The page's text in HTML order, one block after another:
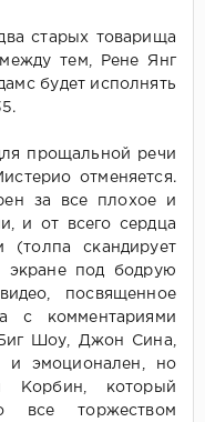
старых товарища
тем, Рене Янг
будет исполнять
прощальной речи
отменяется.
за все плохое и
и от всего сердца
(толпа скандирует
экране под бодрую
посвященное
с комментариями
Шоу, Джон Сина,
и эмоционален, но
Корбин, который
все торжеством